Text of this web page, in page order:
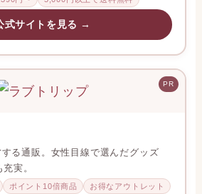
中身が分からないプライバシー梱包
け取れます。
円〜 5,000円以上で送料無料